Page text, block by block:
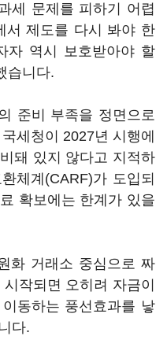
세 문제를 피하기 어렵
서 제도를 다시 봐야 한
자 역시 보호받아야 할
습니다.
준비 부족을 정면으로
세청이 2027년 시행에
돼 있지 않다고 지적하
체계(CARF)가 도입되
확보에는 한계가 있을
화 거래소 중심으로 짜
작되면 오히려 자금이
동하는 풍선효과를 낳
다.